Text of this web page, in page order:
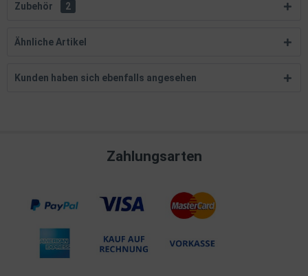
Zubehör 2
Ähnliche Artikel
Kunden haben sich ebenfalls angesehen
Zahlungsarten